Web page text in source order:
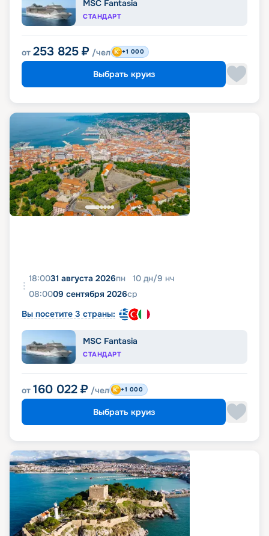
MSC Fantasia
СТАНДАРТ
от 253 825 ₽ /чел +1 000
Выбрать круиз
18:0031 августа 2026пн 10 дн/9 нч
08:0009 сентября 2026ср
Вы посетите 3 страны:
MSC Fantasia
СТАНДАРТ
от 160 022 ₽ /чел +1 000
Выбрать круиз